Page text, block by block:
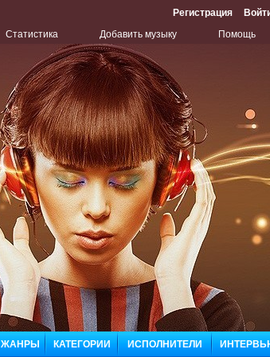
Регистрация
Статистика Добавить музыку Помощь
ЖАНРЫ КАТЕГОРИИ ИСПОЛНИТЕЛИ